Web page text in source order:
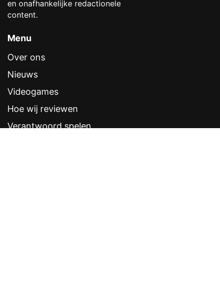
en onafhankelijke redactionele
content.
Menu
Over ons
Nieuws
Videogames
Hoe wij reviewen
Verantwoord spelen